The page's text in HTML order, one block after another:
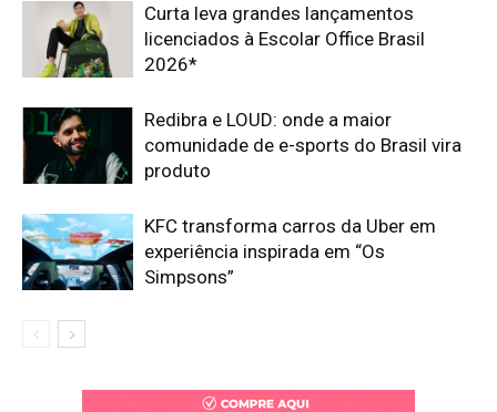
Curta leva grandes lançamentos
licenciados à Escolar Office Brasil
2026*
Redibra e LOUD: onde a maior
comunidade de e-sports do Brasil vira
produto
KFC transforma carros da Uber em
experiência inspirada em “Os
Simpsons”